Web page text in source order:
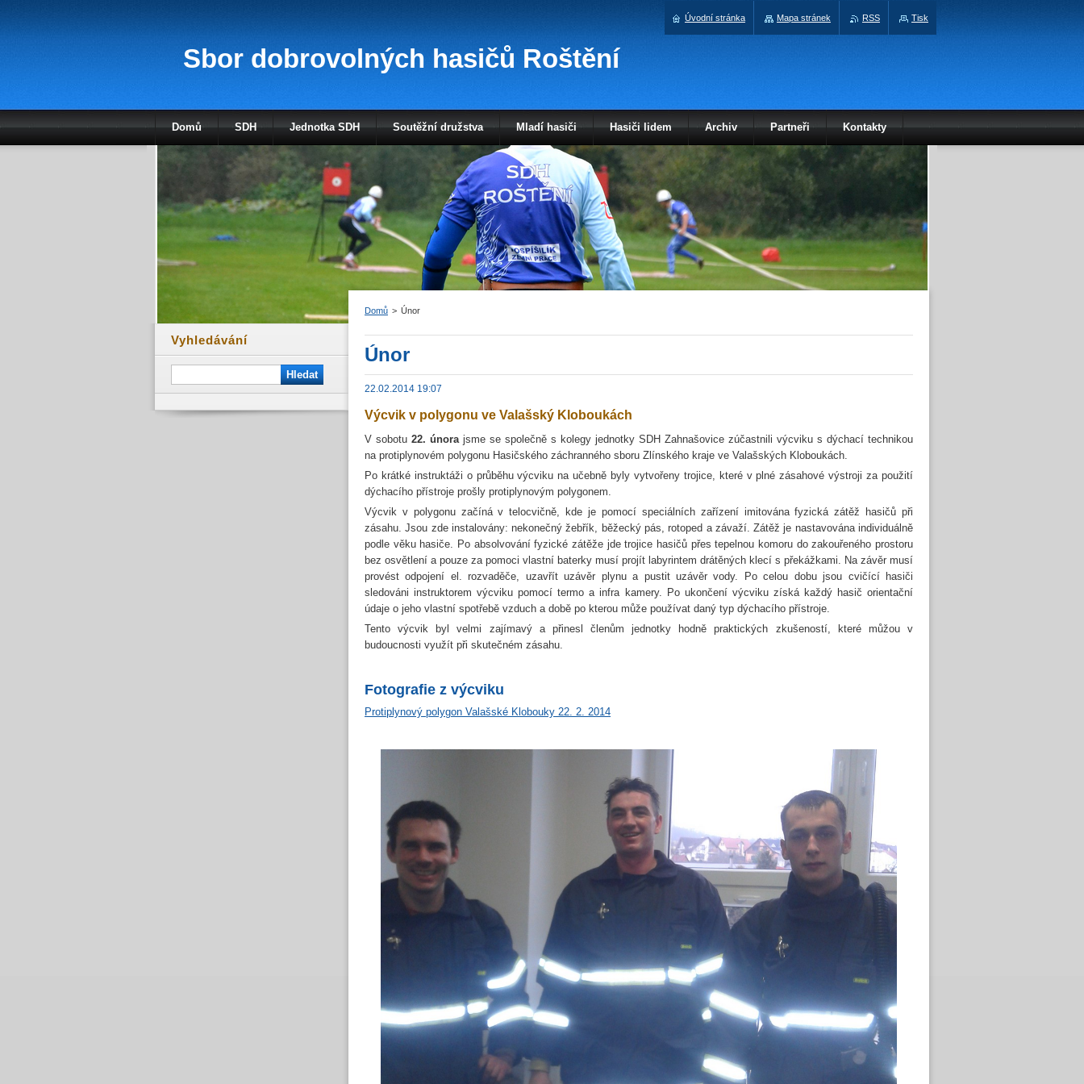
Sbor dobrovolných hasičů Roštění
Domů > Únor
Únor
22.02.2014 19:07
Výcvik v polygonu ve Valašský Kloboukách
V sobotu 22. únorajsme se společně s kolegy jednotky SDH Zahnašovice zúčastnili výcviku s dýchací technikou
na protiplynovém polygonu Hasičského záchranného sboru Zlínského kraje ve Valašských Kloboukách.
Po krátké instruktáži o průběhu výcviku na učebně byly vytvořeny trojice, které v plné zásahové výstroji za použití
dýchacího přístroje prošly protiplynovým polygonem.
Výcvik v polygonu začíná v telocvičně, kde je pomocí speciálních zařízení imitována fyzická zátěž hasičů při
zásahu. Jsou zde instalovány: nekonečný žebřík, běžecký pás, rotoped a závaží. Zátěž je nastavována individuálně
podle věku hasiče. Po absolvování fyzické zátěže jde trojice hasičů přes tepelnou komoru do zakouřeného prostoru
bez osvětlení a pouze za pomoci vlastní baterky musí projít labyrintem drátěných klecí s překážkami. Na závěr musí
provést odpojení el. rozvaděče, uzavřít uzávěr plynu a pustit uzávěr vody. Po celou dobu jsou cvičící hasiči
sledováni instruktorem výcviku pomocí termo a infra kamery. Po ukončení výcviku získá každý hasič orientační
údaje o jeho vlastní spotřebě vzduch a době po kterou může používat daný typ dýchacího přístroje.
Tento výcvik byl velmi zajímavý a přinesl členům jednotky hodně praktických zkušeností, které můžou v
budoucnosti využít při skutečném zásahu.
Fotografie z výcviku
Protiplynový polygon Valašské Klobouky 22. 2. 2014
Vyhledávání
Domů SDH Jednotka SDH Soutěžní družstva Mladí hasiči Hasiči lidem Archiv Partneři Kontakty
Úvodní stránka Mapa stránek RSS Tisk